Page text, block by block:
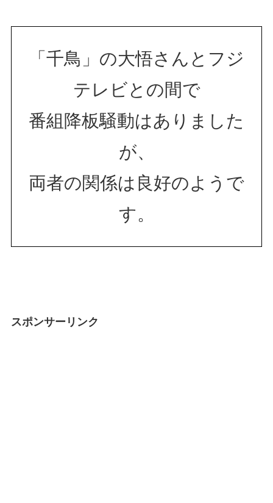
「千鳥」の大悟さんとフジ
テレビとの間で
番組降板騒動はありました
が、
両者の関係は良好のようで
す。
スポンサーリンク